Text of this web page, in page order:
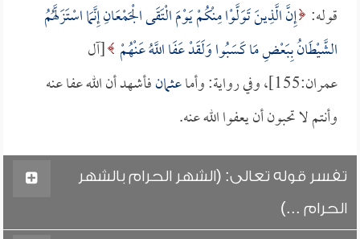
قوله: إِنَّ الَّذِينَ تَوَلَّوْا مِنْكُمْ يَوْمَ الْتَقَى الْجَمْعَانِ إِنَّمَا اسْتَزَلَّهُمُ
الشَّيْطَانُ بِبَعْضِ مَا كَسَبُوا وَلَقَدْ عَفَا اللَّهُ عَنْهُمْ [آل
عمران:155]، وفي رواية: وأما
عثمانفأشهد أن الله عفا عنه
وأنتم لا تحبون أن يعفوا الله عنه.
تفسر قوله تعالى: (الشهر الحرام بالشهر
الحرام ...)